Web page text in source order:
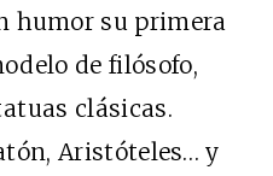
humor su primera
de filósofo,
clásicas.
Aristóteles… y